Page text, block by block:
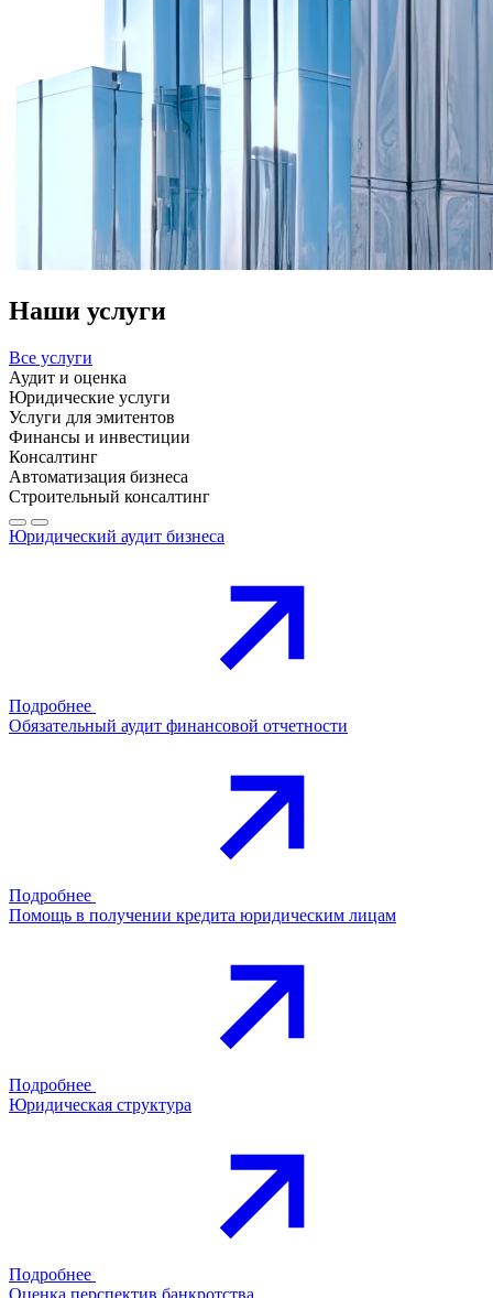
Наши услуги
Все услуги
Аудит и оценка
Юридические услуги
Услуги для эмитентов
Финансы и инвестиции
Консалтинг
Автоматизация бизнеса
Строительный консалтинг
Юридический аудит бизнеса
Подробнее
Обязательный аудит финансовой отчетности
Подробнее
Помощь в получении кредита юридическим лицам
Подробнее
Юридическая структура
Подробнее
Оценка перспектив банкротства